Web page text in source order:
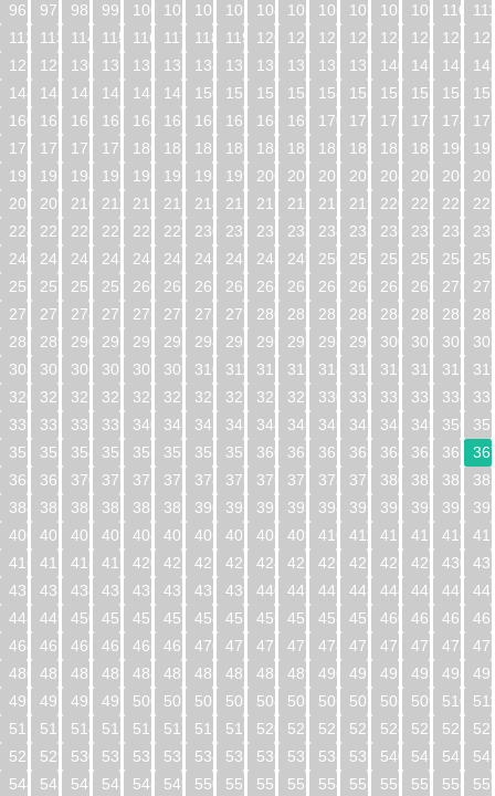
96
97 98 99 100 101 102 103 104 105 106 107 108 109 110
112
113 114 115 116 117 118 119 120 121 122 123 124 125 126
128
129 130 131 132 133 134 135 136 137 138 139 140 141 142
144
145 146 147 148 149 150 151 152 153 154 155 156 157 158
160
161 162 163 164 165 166 167 168 169 170 171 172 173 174
176
177 178 179 180 181 182 183 184 185 186 187 188 189 190
192
193 194 195 196 197 198 199 200 201 202 203 204 205 206
208
209 210 211 212 213 214 215 216 217 218 219 220 221 222
224
225 226 227 228 229 230 231 232 233 234 235 236 237 238
240
241 242 243 244 245 246 247 248 249 250 251 252 253 254
256
257 258 259 260 261 262 263 264 265 266 267 268 269 270
272
273 274 275 276 277 278 279 280 281 282 283 284 285 286
288
289 290 291 292 293 294 295 296 297 298 299 300 301 302
304
305 306 307 308 309 310 311 312 313 314 315 316 317 318
320
321 322 323 324 325 326 327 328 329 330 331 332 333 334
336
337 338 339 340 341 342 343 344 345 346 347 348 349 350
352
353 354 355 356 357 358 359 360 361 362 363 364 365 366
368
369 370 371 372 373 374 375 376 377 378 379 380 381 382
384
385 386 387 388 389 390 391 392 393 394 395 396 397 398
400
401 402 403 404 405 406 407 408 409 410 411 412 413 414
416
417 418 419 420 421 422 423 424 425 426 427 428 429 430
432
433 434 435 436 437 438 439 440 441 442 443 444 445 446
448
449 450 451 452 453 454 455 456 457 458 459 460 461 462
464
465 466 467 468 469 470 471 472 473 474 475 476 477 478
480
481 482 483 484 485 486 487 488 489 490 491 492 493 494
496
497 498 499 500 501 502 503 504 505 506 507 508 509 510
512
513 514 515 516 517 518 519 520 521 522 523 524 525 526
528
529 530 531 532 533 534 535 536 537 538 539 540 541 542
544
545 546 547 548 549 550 551 552 553 554 555 556 557 558